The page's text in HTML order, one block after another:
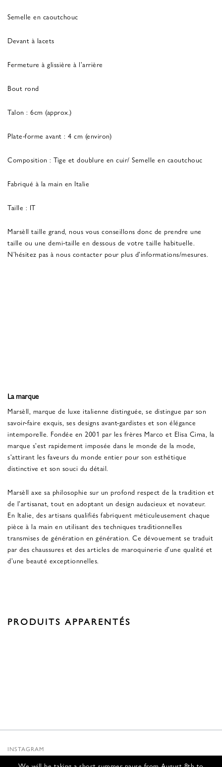
Semelle en caoutchouc
Devant à lacets
Fermeture à glissière à l'arrière
Bout rond
Talon : 6cm (approx.)
Plate-forme avant : 4 cm (environ)
Composition : Tige et doublure en cuir/ Semelle en caoutchouc
Fabriqué à la main en Italie
Taille : IT
Marsèll taille grand, nous vous conseillons donc de prendre une
taille ou une demi-taille en dessous de votre taille habituelle.
N'hésitez pas à nous contacter pour plus d'informations/mesures.
La marque
Marsèll, marque de luxe italienne distinguée, se distingue par son
savoir-faire exquis, ses designs avant-gardistes et son élégance
intemporelle. Fondée en 2001 par les frères Marco et Elisa Cima, la
marque s'est rapidement imposée dans le monde de la mode,
s'attirant les faveurs du monde entier pour son esthétique
distinctive et son souci du détail.
Marsèll axe sa philosophie sur un profond respect de la tradition et
de l'artisanat, tout en adoptant un design audacieux et novateur.
En Italie, des artisans qualifiés fabriquent méticuleusement chaque
pièce à la main en utilisant des techniques traditionnelles
transmises de génération en génération. Ce dévouement se traduit
par des chaussures et des articles de maroquinerie d'une qualité et
d'une beauté exceptionnelles.
PRODUITS APPARENTÉS
INSTAGRAM